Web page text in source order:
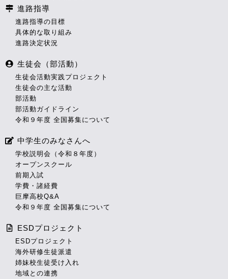
進路指導
進路指導の目標
具体的な取り組み
進路決定状況
生徒会（部活動）
生徒会活動実践プロジェクト
生徒会の主な活動
部活動
部活動ガイドライン
令和９年度 全国募集について
中学生のみなさんへ
学校説明会（令和８年度）
オープンスクール
前期入試
学費・諸経費
巨摩高校Q&A
令和９年度 全国募集について
ESDプロジェクト
ESDプロジェクト
海外研修生徒派遣
姉妹校生徒受け入れ
地域との連携